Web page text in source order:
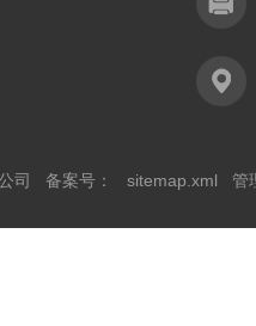
司 备案号： sitemap.xml 管